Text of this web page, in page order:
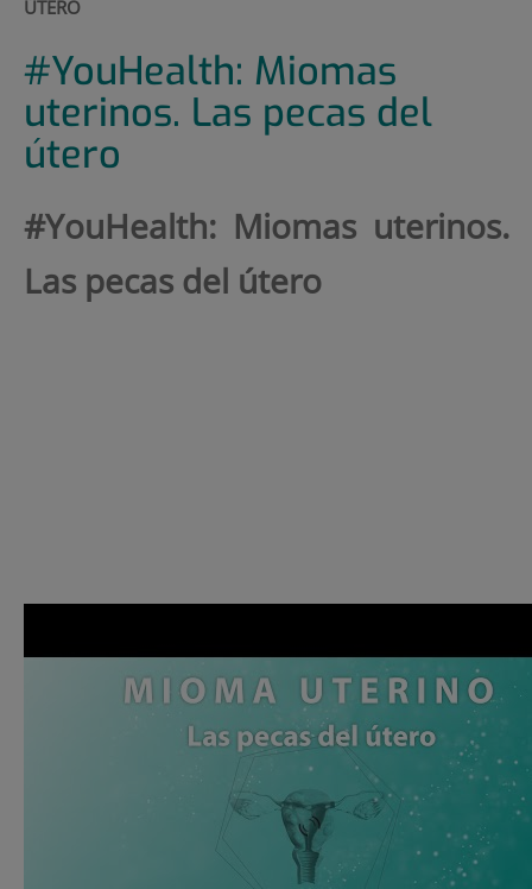
ÚTERO
#YouHealth: Miomas
uterinos. Las pecas del
útero
#YouHealth: Miomas uterinos.
Las pecas del útero